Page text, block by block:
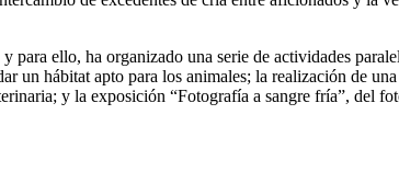
ello, ha organizado una serie de actividades
hábitat apto para los animales; la realización de
y la exposición “Fotografía a sangre fría”, del